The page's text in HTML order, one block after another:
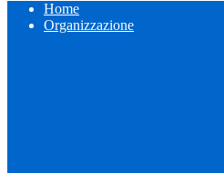
Home
Organizzazione